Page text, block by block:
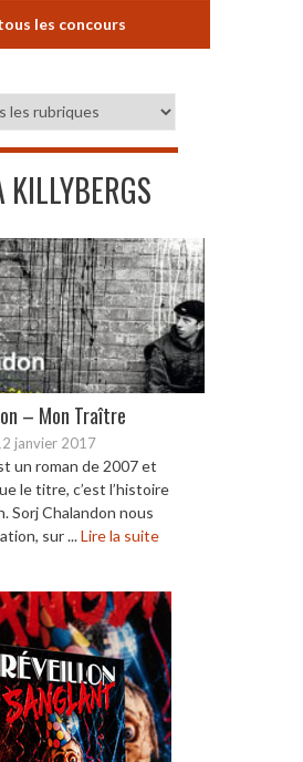
les concours
KILLYBERGS
– Mon Traître
janvier 2017
un roman de 2007 et
le titre, c’est l’histoire
Sorj Chalandon nous
sur ...Lire la suite